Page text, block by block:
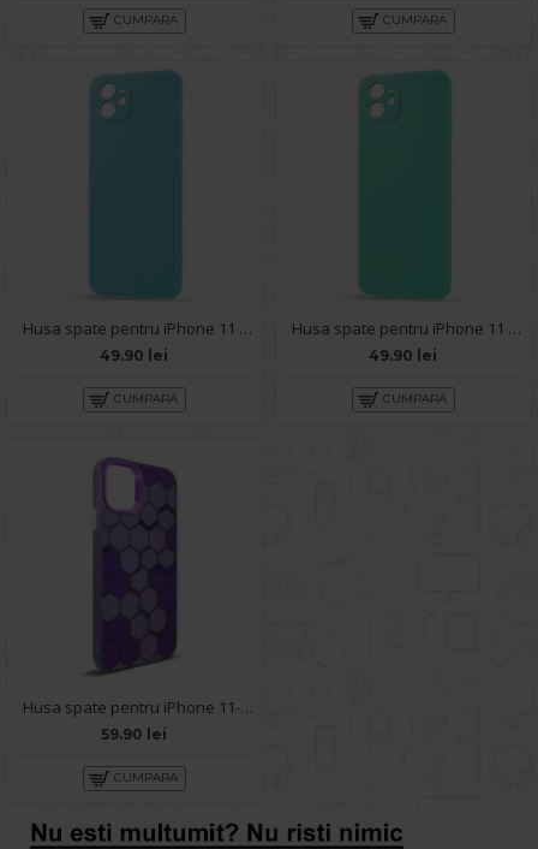
CUMPARA CUMPARA
Husa spate pentru iPhone 11 - Silicon Line Bleu Ciel
49.90 lei
CUMPARA
Husa spate pentru iPhone 11 - Silicon Line Turcoaz
49.90 lei
CUMPARA
Husa spate pentru iPhone 11- Bozo case Mov
59.90 lei
CUMPARA